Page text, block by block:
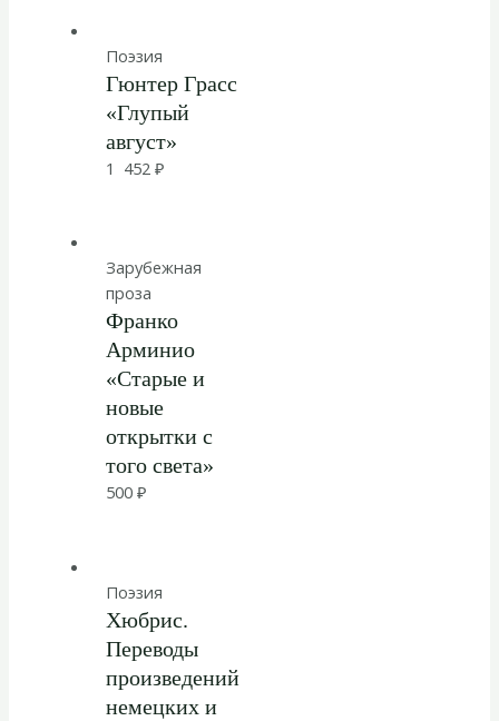
Поэзия
Гюнтер Грасс
«Глупый
август»
1 452₽
Зарубежная
проза
Франко
Арминио
«Старые и
новые
открытки с
того света»
500₽
Поэзия
Хюбрис.
Переводы
произведений
немецких и